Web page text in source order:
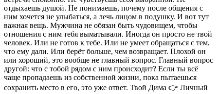
отдыхаешь душой. Не понимаешь, почему после общения с
ним хочется не улыбаться, а лечь лицом в подушку. И вот тут
важная вещь. Мужчина не обязан быть чудовищем, чтобы
отношения с ним тебя выматывали. Иногда он просто не твой
человек. Или не готов к тебе. Или не умеет обращаться с тем,
что ему дали. Или берёт больше, чем возвращает. Плохой он
или хороший, это вообще не главный вопрос. Главный вопрос
другой: что с тобой рядом с ним происходит? Если ты всё
чаще пропадаешь из собственной жизни, пока пытаешься
сохранить место в его, это уже ответ. Твой Дима 👉 Личный